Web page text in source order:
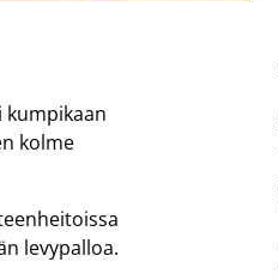
kolme
levypalloa.